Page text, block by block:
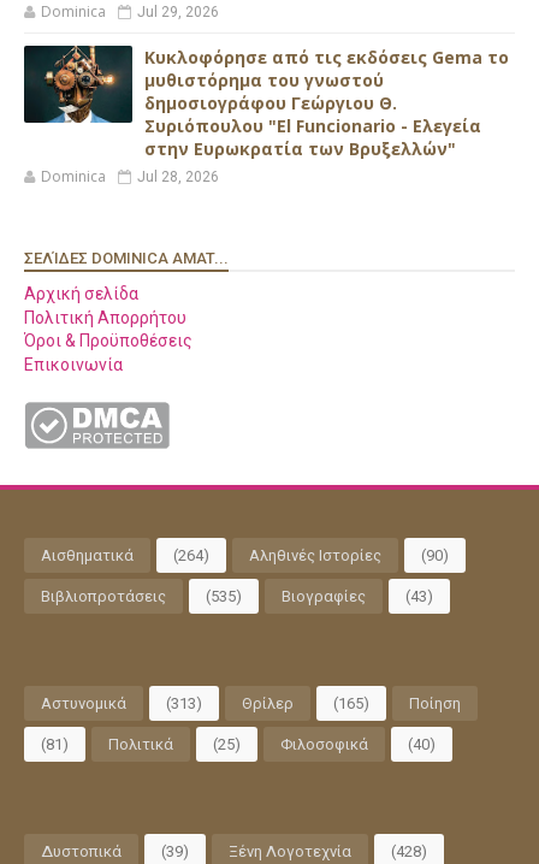
Dominica Jul 29, 2026
Κυκλοφόρησε από τις εκδόσεις Gema το
μυθιστόρημα του γνωστού
δημοσιογράφου Γεώργιου Θ.
Συριόπουλου "El Funcionario - Ελεγεία
στην Ευρωκρατία των Βρυξελλών"
Dominica Jul 28, 2026
ΣΕΛΊΔΕΣ DOMINICA AMAT...
Αρχική σελίδα
Πολιτική Απορρήτου
Όροι & Προϋποθέσεις
Επικοινωνία
Αισθηματικά (264) Αληθινές Ιστορίες (90)
Βιβλιοπροτάσεις (535) Βιογραφίες (43)
Αστυνομικά (313) Θρίλερ (165) Ποίηση
(81) Πολιτικά (25) Φιλοσοφικά (40)
Δυστοπικά (39) Ξένη Λογοτεχνία (428)